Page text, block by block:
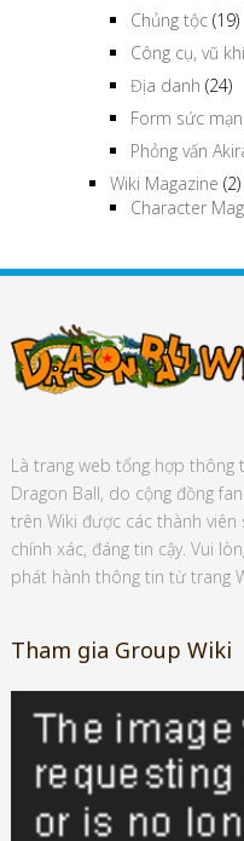
Chủng tộc (19)
Công cụ, vũ khí
Địa danh (24)
Form sức
Phỏng vấn
Wiki Magazine (2)
Character
Là trang web tổng hợp thông
Dragon Ball, do cộng đồng
trên Wiki được các thành
chính xác, đáng tin cậy. Vui
phát hành thông tin từ trang
Tham gia Group Wiki